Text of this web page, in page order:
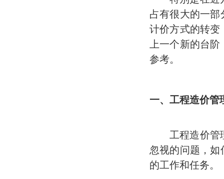
占有很大的一
计价方式的转变
上一个新的台
参考。
一、工程造价管
工程造价管
忽视的问题，
的工作和任务。